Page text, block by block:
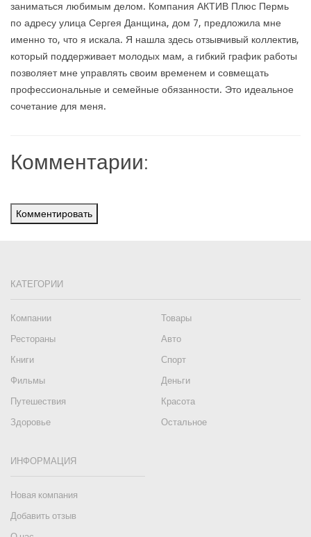
заниматься любимым делом. Компания АКТИВ Плюс Пермь
по адресу улица Сергея Данщина, дом 7, предложила мне
именно то, что я искала. Я нашла здесь отзывчивый коллектив,
который поддерживает молодых мам, а гибкий график работы
позволяет мне управлять своим временем и совмещать
профессиональные и семейные обязанности. Это идеальное
сочетание для меня.
Комментарии:
Комментировать
КАТЕГОРИИ
Компании
Товары
Рестораны
Авто
Книги
Спорт
Фильмы
Деньги
Путешествия
Красота
Здоровье
Остальное
ИНФОРМАЦИЯ
Новая компания
Добавить отзыв